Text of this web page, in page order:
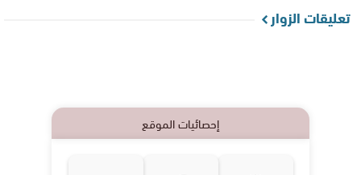
تعليقات الزوار
إحصائيات الموقع